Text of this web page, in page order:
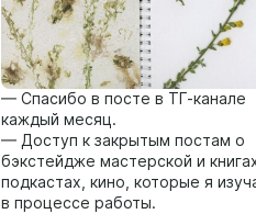
— Спасибо в посте в ТГ-канале
каждый месяц.
— Доступ к закрытым постам о
бэкстейдже мастерской и
подкастах, кино, которые я
в процессе работы.